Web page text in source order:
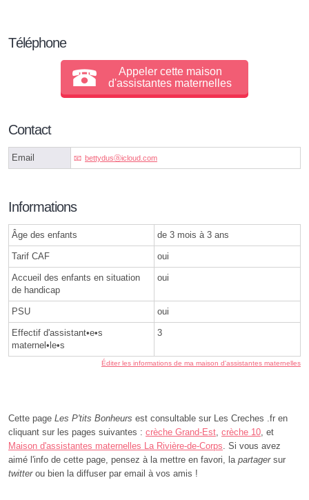
Téléphone
Appeler cette maison
d'assistantes maternelles
Contact
Email bettydusⓐicloud.com
Informations
Âge des enfants de 3 mois à 3 ans
Tarif CAF oui
Accueil des enfants en situation
de handicap
oui
PSU oui
Effectif d'assistant•e•s
maternel•le•s
3
Éditer les informations de ma maison d'assistantes maternelles
Cette page Les P'tits Bonheurs est consultable sur Les Creches .fr en
cliquant sur les pages suivantes : crèche Grand-Est, crèche 10, et
Maison d'assistantes maternelles La Rivière-de-Corps. Si vous avez
aimé l'info de cette page, pensez à la mettre en favori, la partagersur
twitterou bien la diffuser par email à vos amis !